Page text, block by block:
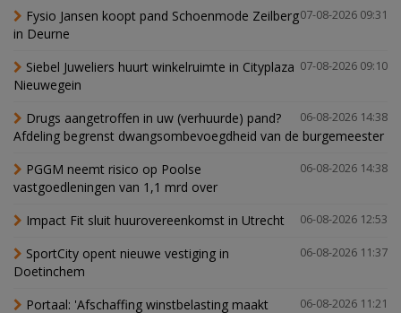
07-08-2026 09:31
Fysio Jansen koopt pand Schoenmode Zeilberg
in Deurne
07-08-2026 09:10
Siebel Juweliers huurt winkelruimte in Cityplaza
Nieuwegein
06-08-2026 14:38
Drugs aangetroffen in uw (verhuurde) pand?
Afdeling begrenst dwangsombevoegdheid van de burgemeester
06-08-2026 14:38
PGGM neemt risico op Poolse
vastgoedleningen van 1,1 mrd over
06-08-2026 12:53
Impact Fit sluit huurovereenkomst in Utrecht
06-08-2026 11:37
SportCity opent nieuwe vestiging in
Doetinchem
06-08-2026 11:21
Portaal: 'Afschaffing winstbelasting maakt